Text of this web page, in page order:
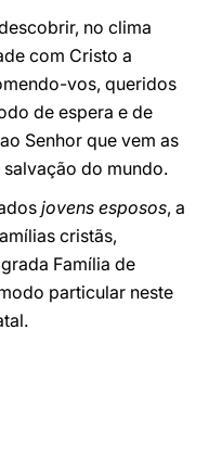
no clima
com Cristo a
vos, queridos
de espera e de
Senhor que vem as
do mundo.
jovens esposos, a
cristãs,
Família de
particular neste